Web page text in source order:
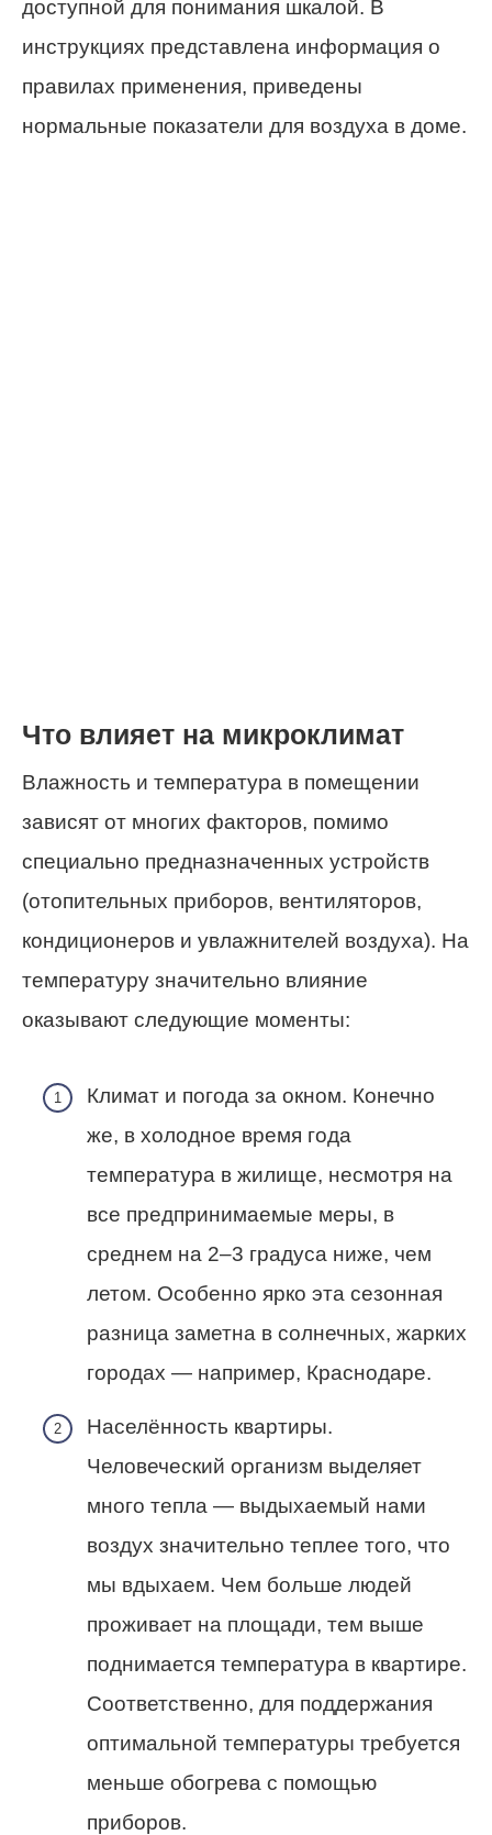
доступной для понимания шкалой. В
инструкциях представлена информация о
правилах применения, приведены
нормальные показатели для воздуха в доме.
Что влияет на микроклимат
Влажность и температура в помещении
зависят от многих факторов, помимо
специально предназначенных устройств
(отопительных приборов, вентиляторов,
кондиционеров и увлажнителей воздуха). На
температуру значительно влияние
оказывают следующие моменты:
Климат и погода за окном. Конечно
же, в холодное время года
температура в жилище, несмотря на
все предпринимаемые меры, в
среднем на 2–3 градуса ниже, чем
летом. Особенно ярко эта сезонная
разница заметна в солнечных, жарких
городах — например, Краснодаре.
Населённость квартиры.
Человеческий организм выделяет
много тепла — выдыхаемый нами
воздух значительно теплее того, что
мы вдыхаем. Чем больше людей
проживает на площади, тем выше
поднимается температура в квартире.
Соответственно, для поддержания
оптимальной температуры требуется
меньше обогрева с помощью
приборов.